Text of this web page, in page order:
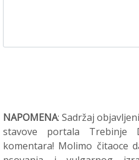
NAPOMENA: Sadržaj
stavove portala Trebinje
komentara! Molimo čitaoce